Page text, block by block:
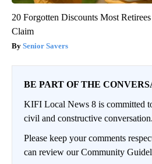
20 Forgotten Discounts Most
Claim
Senior Savers
BE PART OF THE
KIFI Local News 8 is committed
civil and constructive conversation.
Please keep your comments
can review our Community